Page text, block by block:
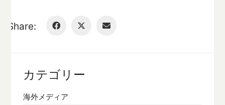
Share:
カテゴリー
海外メディア